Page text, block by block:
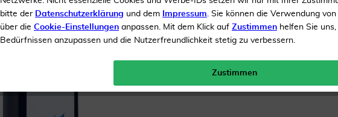
Inhalt250 ml
Gratis Versand
bitte der Datenschutzerklärung und dem Impressum. Sie können die Verwendung von
über die Cookie-Einstellungen anpassen. Mit dem Klick auf Zustimmen helfen Sie
Bedürfnissen anzupassen und die Nutzerfreundlichkeit stetig zu verbessern.
Zustimmen